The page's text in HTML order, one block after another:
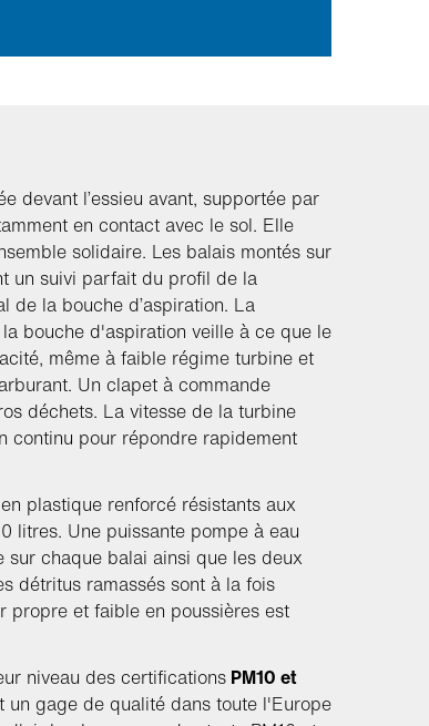
devant l’essieu avant, supportée par
en contact avec le sol. Elle
solidaire. Les balais montés sur
un suivi parfait du profil de la
de la bouche d’aspiration. La
bouche d'aspiration veille à ce que le
même à faible régime turbine et
Un clapet à commande
déchets. La vitesse de la turbine
continu pour répondre rapidement
plastique renforcé résistants aux
litres. Une puissante pompe à eau
sur chaque balai ainsi que les deux
détritus ramassés sont à la fois
propre et faible en poussières est
niveau des certifications PM10 et
un gage de qualité dans toute l'Europe